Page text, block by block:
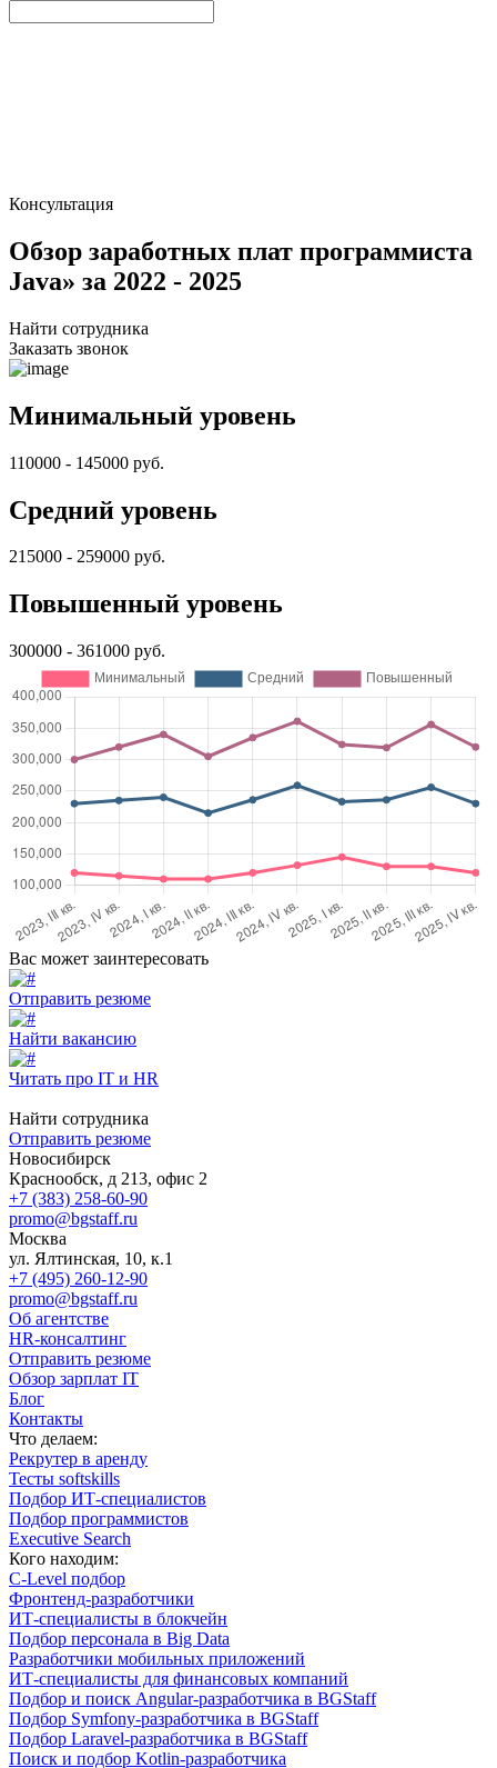
Консультация
Обзор заработных плат программиста
Java» за 2022 - 2025
Найти сотрудника
Заказать звонок
Минимальный уровень
110000 - 145000 руб.
Средний уровень
215000 - 259000 руб.
Повышенный уровень
300000 - 361000 руб.
Вас может заинтересовать
Отправить резюме
Найти вакансию
Читать про IT и HR
Найти сотрудника
Отправить резюме
Новосибирск
Краснообск, д 213, офис 2
+7 (383) 258-60-90
promo@bgstaff.ru
Москва
ул. Ялтинская, 10, к.1
+7 (495) 260-12-90
promo@bgstaff.ru
Об агентстве
HR-консалтинг
Отправить резюме
Обзор зарплат IT
Блог
Контакты
Что делаем:
Рекрутер в аренду
Тесты softskills
Подбор ИТ-специалистов
Подбор программистов
Executive Search
Кого находим:
С-Level подбор
Фронтенд-разработчики
ИТ-специалисты в блокчейн
Подбор персонала в Big Data
Разработчики мобильных приложений
ИТ-специалисты для финансовых компаний
Подбор и поиск Angular-разработчика в BGStaff
Подбор Symfony-разработчика в BGStaff
Подбор Laravel-разработчика в BGStaff
Поиск и подбор Kotlin-разработчика